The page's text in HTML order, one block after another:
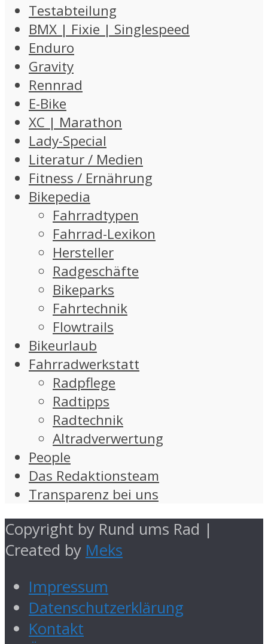
Testabteilung
BMX | Fixie | Singlespeed
Enduro
Gravity
Rennrad
E-Bike
XC | Marathon
Lady-Special
Literatur / Medien
Fitness / Ernährung
Bikepedia
Fahrradtypen
Fahrrad-Lexikon
Hersteller
Radgeschäfte
Bikeparks
Fahrtechnik
Flowtrails
Bikeurlaub
Fahrradwerkstatt
Radpflege
Radtipps
Radtechnik
Altradverwertung
People
Das Redaktionsteam
Transparenz bei uns
Copyright by Rund ums Rad |
Created by Meks
Impressum
Datenschutzerklärung
Kontakt